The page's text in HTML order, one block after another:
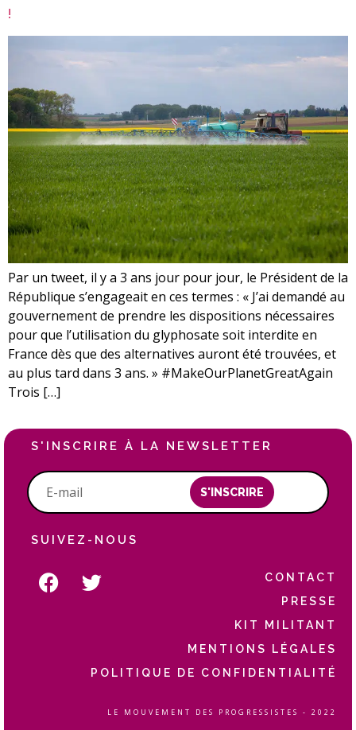
!
Par un tweet, il y a 3 ans jour pour jour, le Président de la
République s’engageait en ces termes : « J’ai demandé au
gouvernement de prendre les dispositions nécessaires
pour que l’utilisation du glyphosate soit interdite en
France dès que des alternatives auront été trouvées, et
au plus tard dans 3 ans. » #MakeOurPlanetGreatAgain
Trois […]
S'INSCRIRE À LA NEWSLETTER
S'INSCRIRE
SUIVEZ-NOUS
CONTACT
PRESSE
KIT MILITANT
MENTIONS LÉGALES
POLITIQUE DE CONFIDENTIALITÉ
LE MOUVEMENT DES PROGRESSISTES - 2022